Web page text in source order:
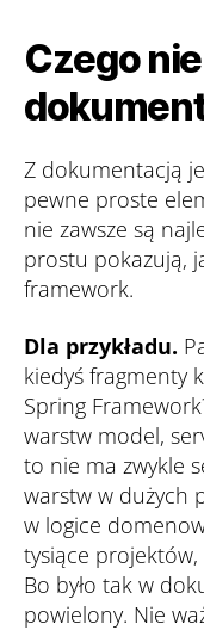
Czego
Z dokumentacją
pewne proste
nie zawsze są
prostu pokazują,
framework.
Dla przykładu.
kiedyś fragmenty
Spring
warstw model,
to nie ma zwykle
warstw w dużych
w logice
tysiące projektów,
Bo było tak w
powielony. Nie